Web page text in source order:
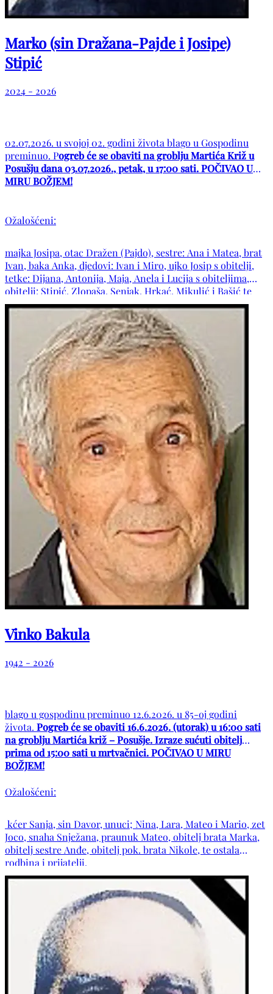
Marko (sin Dražana-Pajde i Josipe)
Stipić
2024 - 2026
02.07.2026. u svojoj 02. godini života blago u Gospodinu
preminuo. Pogreb će se obaviti na groblju Martića Križ u
Posušju dana 03.07.2026., petak, u 17:00 sati. POČIVAO U
MIRU BOŽJEM!
Ožalošćeni:
majka Josipa, otac Dražen (Pajdo), sestre: Ana i Matea, brat
Ivan, baka Anka, djedovi: Ivan i Miro, ujko Josip s obitelji,
tetke: Dijana, Antonija, Maja, Anela i Lucija s obiteljima,
obitelji: Stipić, Zlopaša, Senjak, Hrkać, Mikulić i Bašić te
ostala mnogobrojna rodbina i prijatelji.
Vinko Bakula
1942 - 2026
blago u gospodinu preminuo 12.6.2026. u 85-oj godini
života. Pogreb će se obaviti 16.6.2026. (utorak) u 16:00 sati
na groblju Martića križ – Posušje. Izraze sućuti obitelj
prima od 15:00 sati u mrtvačnici. POČIVAO U MIRU
BOŽJEM!
Ožalošćeni:
kćer Sanja, sin Davor, unuci; Nina, Lara, Mateo i Mario, zet
Joco, snaha Snježana, praunuk Mateo, obitelj brata Marka,
obitelj sestre Anđe, obitelj pok. brata Nikole, te ostala
rodbina i prijatelji.